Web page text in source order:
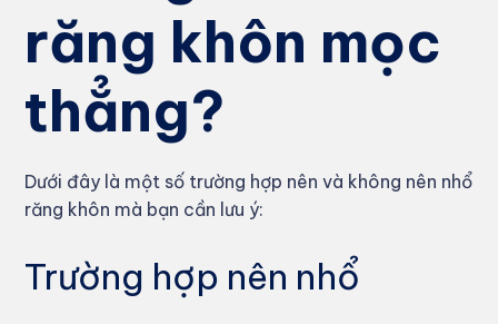
răng khôn mọc
thẳng?
Dưới đây là một số trường hợp nên và không nên nhổ
răng khôn mà bạn cần lưu ý:
Trường hợp nên nhổ